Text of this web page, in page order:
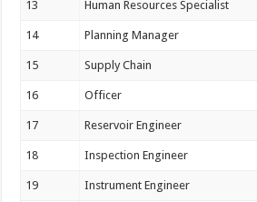
13 Human Resources Specialist
14 Planning Manager
15 Supply Chain
16 Officer
17 Reservoir Engineer
18 Inspection Engineer
19 Instrument Engineer